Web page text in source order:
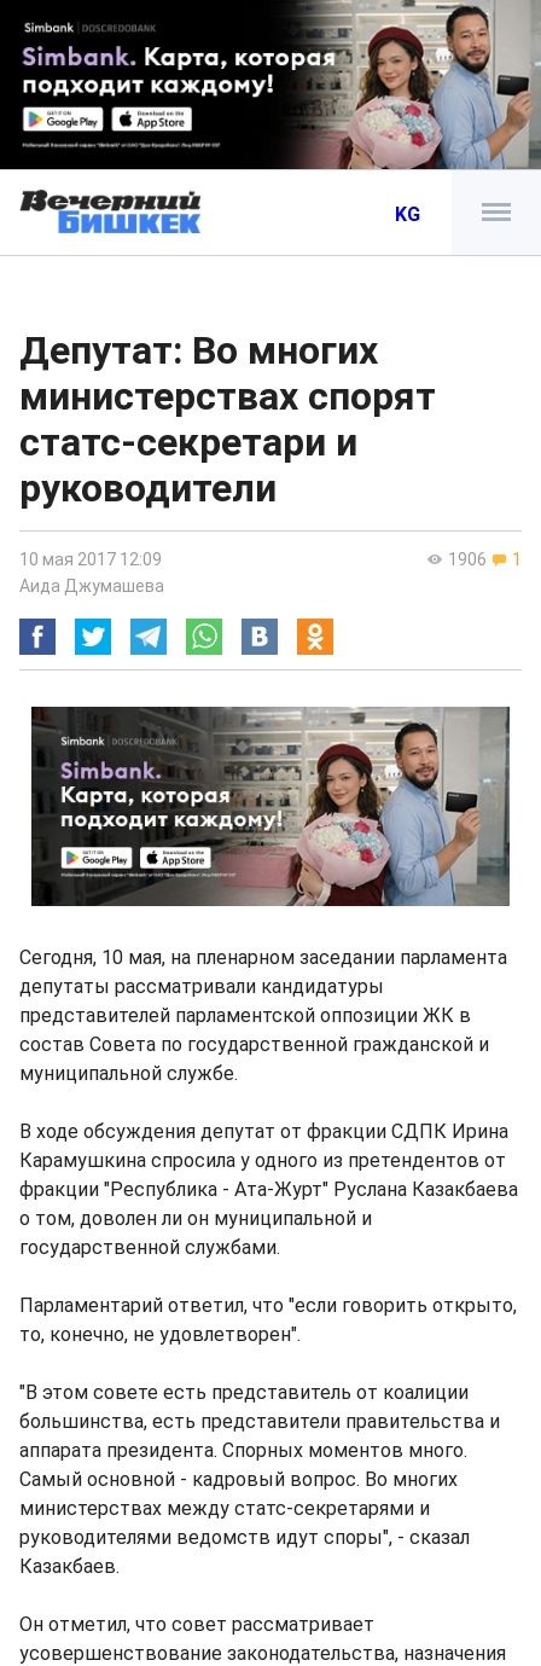
KG
Депутат: Во многих
министерствах спорят
статс-секретари и
руководители
1906 1
10 мая 2017 12:09
Аида Джумашева
Сегодня, 10 мая, на пленарном заседании парламента
депутаты рассматривали кандидатуры
представителей парламентской оппозиции ЖК в
состав Совета по государственной гражданской и
муниципальной службе.
В ходе обсуждения депутат от фракции СДПК Ирина
Карамушкина спросила у одного из претендентов от
фракции "Республика - Ата-Журт" Руслана Казакбаева
о том, доволен ли он муниципальной и
государственной службами.
Парламентарий ответил, что "если говорить открыто,
то, конечно, не удовлетворен".
"В этом совете есть представитель от коалиции
большинства, есть представители правительства и
аппарата президента. Спорных моментов много.
Самый основной - кадровый вопрос. Во многих
министерствах между статс-секретарями и
руководителями ведомств идут споры", - сказал
Казакбаев.
Он отметил, что совет рассматривает
усовершенствование законодательства, назначения